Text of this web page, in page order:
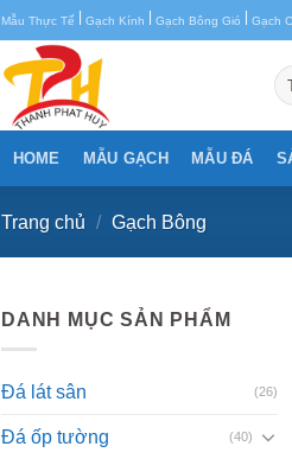
Mẫu Thực Tế | Gạch Kính | Gạch Bông Gió | Gạch
HOME MẪU GẠCH MẪU ĐÁ
Trang chủ / Gạch Bông
DANH MỤC SẢN PHẨM
Đá lát sân (26)
Đá ốp tường (40)